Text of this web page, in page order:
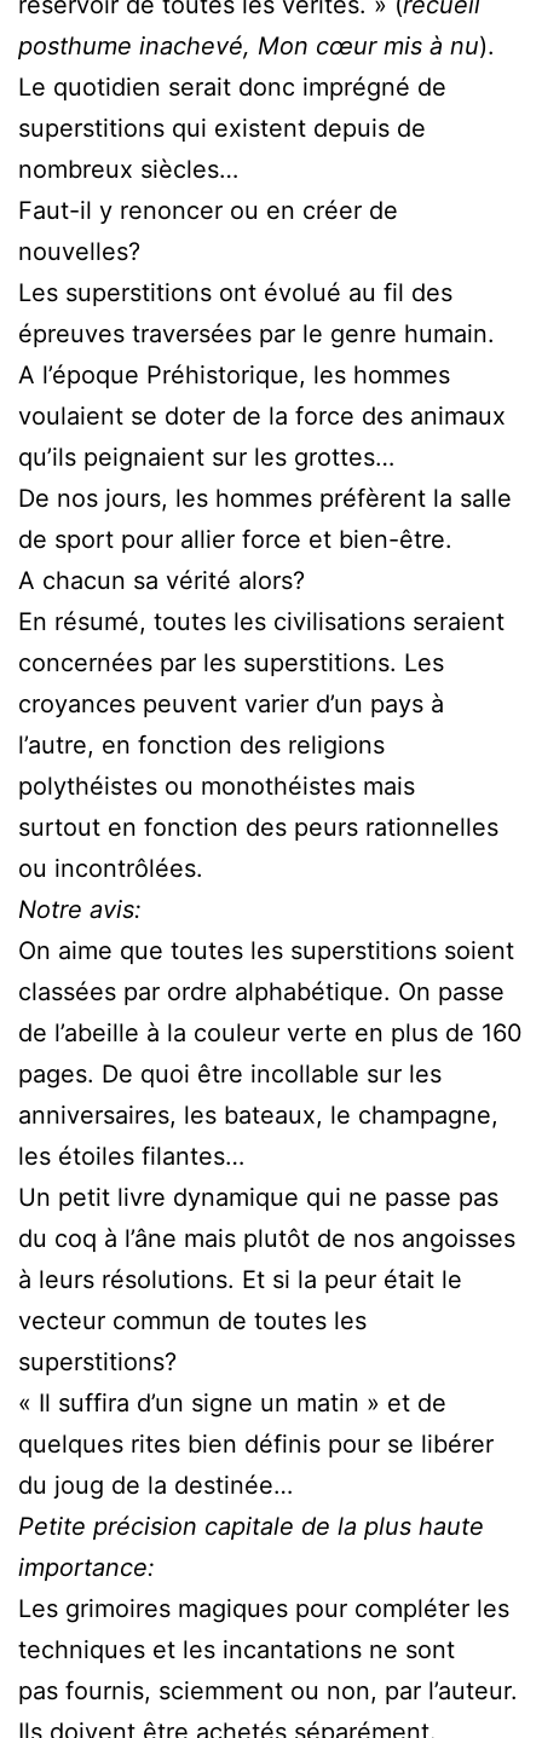
posthume inachevé, Mon cœur mis à nu).
Le quotidien serait donc imprégné de
superstitions qui existent depuis de
nombreux siècles…
Faut-il y renoncer ou en créer de
nouvelles?
Les superstitions ont évolué au fil des
épreuves traversées par le genre humain.
A l’époque Préhistorique, les hommes
voulaient se doter de la force des animaux
qu’ils peignaient sur les grottes…
De nos jours, les hommes préfèrent la salle
de sport pour allier force et bien-être.
A chacun sa vérité alors?
En résumé, toutes les civilisations seraient
concernées par les superstitions. Les
croyances peuvent varier d’un pays à
l’autre, en fonction des religions
polythéistes ou monothéistes mais
surtout en fonction des peurs rationnelles
ou incontrôlées.
Notre avis:
On aime que toutes les superstitions soient
classées par ordre alphabétique. On passe
de l’abeille à la couleur verte en plus de 160
pages. De quoi être incollable sur les
anniversaires, les bateaux, le champagne,
les étoiles filantes…
Un petit livre dynamique qui ne passe pas
du coq à l’âne mais plutôt de nos angoisses
à leurs résolutions. Et si la peur était le
vecteur commun de toutes les
superstitions?
« Il suffira d’un signe un matin » et de
quelques rites bien définis pour se libérer
du joug de la destinée…
Petite précision capitale de la plus haute
importance:
Les grimoires magiques pour compléter les
techniques et les incantations ne sont
pas fournis, sciemment ou non, par l’auteur.
Ils doivent être achetés séparément.